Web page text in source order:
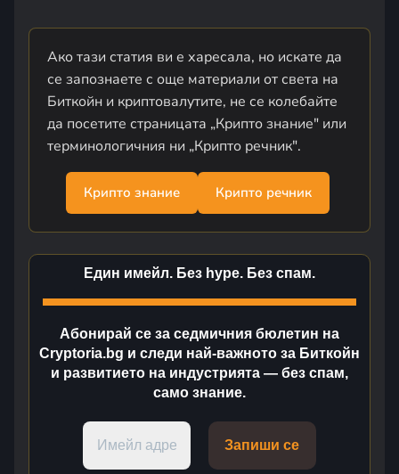
Ако тази статия ви е харесала, но искате да
се запознаете с още материали от света на
Биткойн и криптовалутите, не се колебайте
да посетите страницата „Крипто знание" или
терминологичния ни „Крипто речник".
Крипто знание Крипто речник
Един имейл. Без hype. Без спам.
Абонирай се за седмичния бюлетин на
Cryptoria.bg и следи най-важното за Биткойн
и развитието на индустрията — без спам,
само знание.